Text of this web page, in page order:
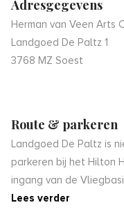
Adresgegevens
Herman van Veen Arts
Landgoed De Paltz 1
3768 MZ Soest
Route & parkeren
Landgoed De Paltz is
parkeren bij het Hilton
ingang van de
Lees verder